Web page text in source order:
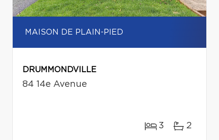
MAISON DE PLAIN-PIED
DRUMMONDVILLE
84 14e Avenue
3 2